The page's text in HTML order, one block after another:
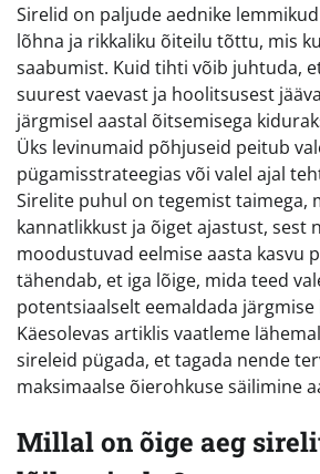
Sirelid on paljude aednike
lõhna ja rikkaliku õiteilu tõttu, mis
saabumist. Kuid tihti võib juhtuda,
suurest vaevast ja hoolitsusest
järgmisel aastal õitsemisega
Üks levinumaid põhjuseid peitub
pügamisstrateegias või valel ajal
Sirelite puhul on tegemist taimega,
kannatlikkust ja õiget ajastust, sest
moodustuvad eelmise aasta kasvu
tähendab, et iga lõige, mida teed
potentsiaalselt eemaldada järgmise
Käesolevas artiklis vaatleme
sireleid pügada, et tagada nende
maksimaalse õierohkuse säilimine
Millal on õige aeg